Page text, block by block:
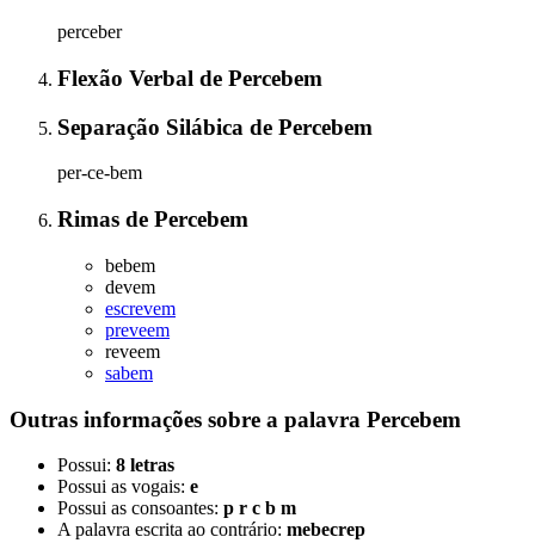
perceber
Flexão Verbal de Percebem
Separação Silábica de Percebem
per-ce-bem
Rimas de Percebem
bebem
devem
escrevem
preveem
reveem
sabem
Outras informações sobre a palavra Percebem
Possui: 8 letras
Possui as vogais: e
Possui as consoantes: p r c b m
A palavra escrita ao contrário: mebecrep